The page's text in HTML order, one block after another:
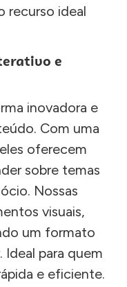
recurso ideal
e
inovadora e
Com uma
oferecem
sobre temas
Nossas
visuais,
um formato
para quem
e eficiente.